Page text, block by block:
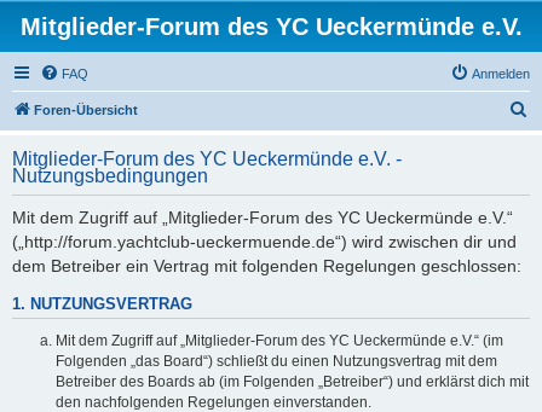
Mitglieder-Forum des YC Ueckermünde e.V.
FAQ Anmelden
Foren-Übersicht
h
Mitglieder-Forum des YC Ueckermünde e.V. -
Nutzungsbedingungen
Mit dem Zugriff auf „Mitglieder-Forum des YC Ueckermünde e.V.“
(„http://forum.yachtclub-ueckermuende.de“) wird zwischen dir und
dem Betreiber ein Vertrag mit folgenden Regelungen geschlossen:
1. NUTZUNGSVERTRAG
Mit dem Zugriff auf „Mitglieder-Forum des YC Ueckermünde e.V.“ (im
Folgenden „das Board“) schließt du einen Nutzungsvertrag mit dem
Betreiber des Boards ab (im Folgenden „Betreiber“) und erklärst dich mit
den nachfolgenden Regelungen einverstanden.